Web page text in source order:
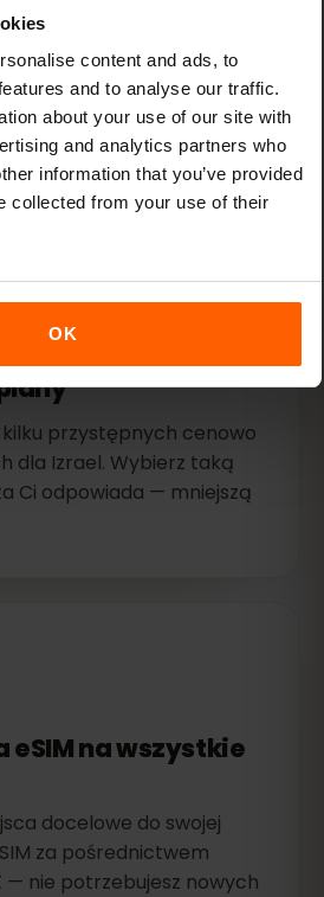
content and ads, to
and to analyse our traffic.
about your use of our site with
and analytics partners who
information that you’ve provided
collected from your use of their
OK
dotknięciami
eSIM przed lotem — po
mógł od razu
przystępnych cenowo
dla Izrael. Wybierz taką
Ci odpowiada — mniejszą
eSIM na wszystkie
docelowe do swojej
za pośrednictwem
— nie potrzebujesz nowych